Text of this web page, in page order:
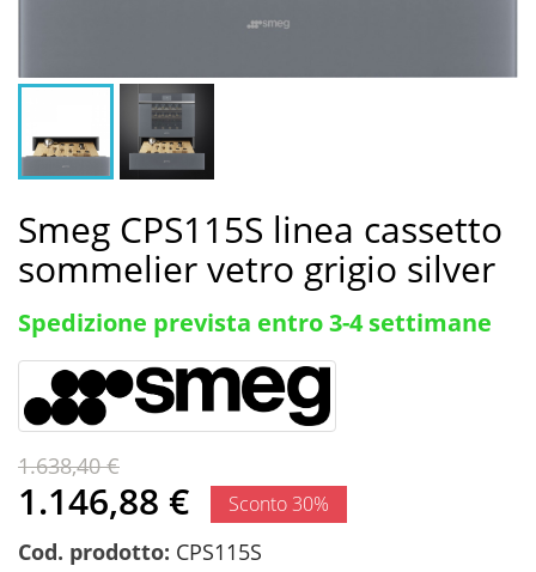
Smeg CPS115S linea cassetto
sommelier vetro grigio silver
Spedizione prevista entro 3-4 settimane
1.638,40 €
1.146,88 € Sconto 30%
Cod. prodotto: CPS115S